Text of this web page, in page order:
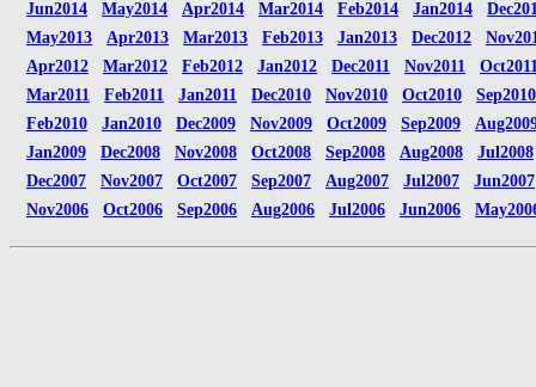
Jun2014
May2014 Apr2014 Mar2014 Feb2014 Jan2014
May2013
Apr2013 Mar2013 Feb2013 Jan2013 Dec2012
Apr2012
Mar2012 Feb2012 Jan2012 Dec2011 Nov2011
Mar2011
Feb2011 Jan2011 Dec2010 Nov2010 Oct2010
Sep2010
Feb2010
Jan2010 Dec2009 Nov2009 Oct2009 Sep2009
Jan2009
Dec2008 Nov2008 Oct2008 Sep2008 Aug2008
Jul2008
Dec2007
Nov2007 Oct2007 Sep2007 Aug2007 Jul2007
Jun2007
Nov2006
Oct2006 Sep2006 Aug2006 Jul2006 Jun2006